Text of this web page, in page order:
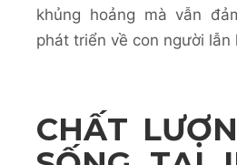
khủng hoảng mà vẫn
phát triển về con người lẫn
CHẤT